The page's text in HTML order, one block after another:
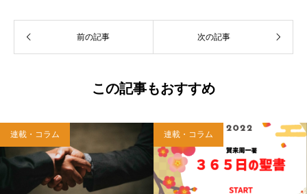
前の記事
次の記事
この記事もおすすめ
連載・コラム 連載・コラム